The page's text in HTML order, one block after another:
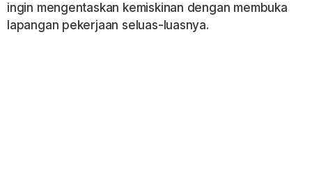
ingin mengentaskan kemiskinan dengan membuka
lapangan pekerjaan seluas-luasnya.